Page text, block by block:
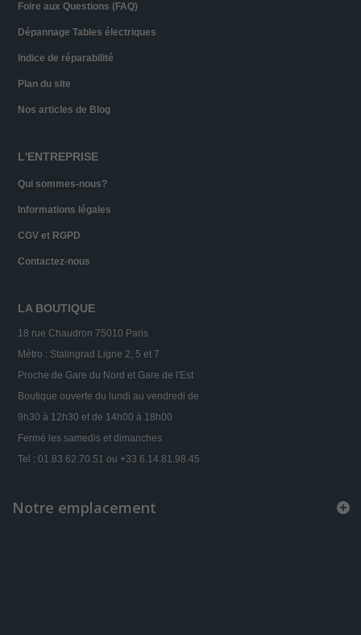
Foire aux Questions (FAQ)
Dépannage Tables électriques
Indice de réparabilité
Plan du site
Nos articles de Blog
L'ENTREPRISE
Qui sommes-nous?
Informations légales
CGV et RGPD
Contactez-nous
LA BOUTIQUE
18 rue Chaudron 75010 Paris
Métro : Stalingrad Ligne 2, 5 et 7
Proche de Gare du Nord et Gare de l'Est
Boutique ouverte du lundi au vendredi de
9h30 à 12h30 et de 14h00 à 18h00
Fermé les samedis et dimanches
Tel : 01.83.62.70.51 ou +33 6.14.81.98.45
Notre emplacement